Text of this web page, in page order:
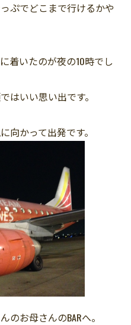
ぷでどこまで行けるかや
着いたのが夜の10時でし
はいい思い出です。
向かって出発です。
お母さんのBARへ。